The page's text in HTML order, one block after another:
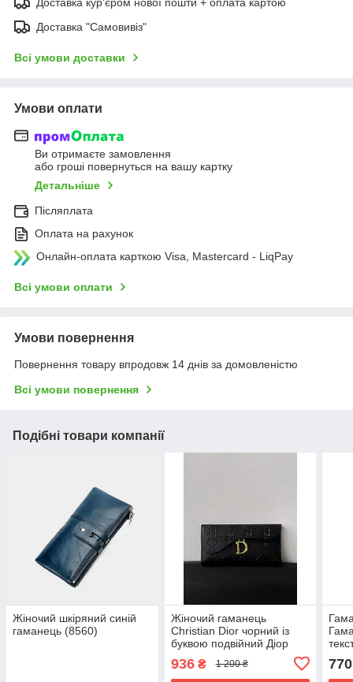
Доставка "Самовивіз"
Всі умови доставки
Умови оплати
Ви отримаєте замовлення
або гроші повернуться на вашу картку
Детальніше
Післяплата
Оплата на рахунок
Онлайн-оплата карткою Visa, Mastercard - LiqPay
Всі умови оплати
Умови повернення
Повернення товару впродовж 14 днів за домовленістю
Всі умови повернення
Подібні товари компанії
Жіночий шкіряний синій
гаманець (8560)
Жіночий гаманець
Christian Dior чорний із
буквою подвійний Діор
936₴ 1 200 ₴ 770